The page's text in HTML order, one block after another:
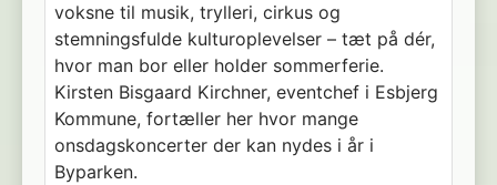
voksne til musik, trylleri, cirkus og
stemningsfulde kulturoplevelser – tæt på dér,
hvor man bor eller holder sommerferie.
Kirsten Bisgaard Kirchner, eventchef i Esbjerg
Kommune, fortæller her hvor mange
onsdagskoncerter der kan nydes i år i
Byparken.